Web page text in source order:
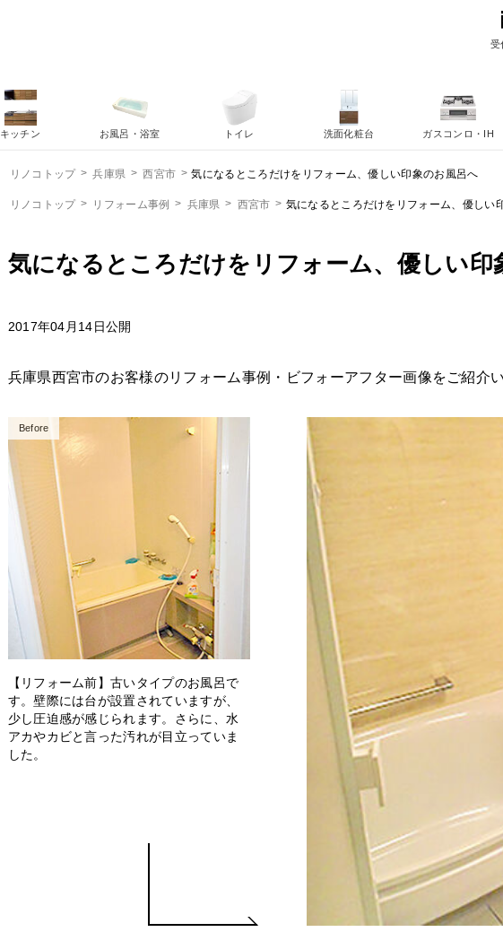
受
リノコトップ 兵庫県 西宮市 気になるところだけをリフォーム、優しい印象のお風呂へ
リノコトップ リフォーム事例 兵庫県 西宮市 気になるところだけをリフォーム、優しい
気になるところだけをリフォーム、優しい印
2017年04月14日公開
兵庫県西宮市のお客様のリフォーム事例・ビフォーアフター画像をご紹介い
Before
【リフォーム前】古いタイプのお風呂で
す。壁際には台が設置されていますが、
少し圧迫感が感じられます。さらに、水
アカやカビと言った汚れが目立っていま
した。
キッチン お風呂・浴室 トイレ 洗面化粧台 ガスコンロ・IH